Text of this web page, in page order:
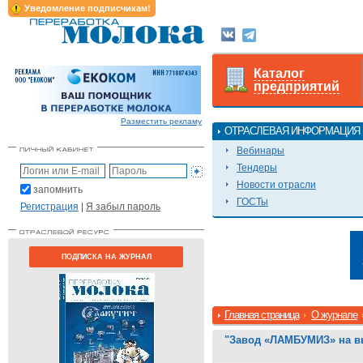
Уведомление подписчикам!
Разместить рекламу
запомнить
Регистрация | Я забыл пароль
ПОДПИСКА НА ЖУРНАЛ
Каталог
предприятий
ОТРАСЛЕВАЯ ИНФОРМАЦИЯ
Вебинары
Тендеры
Новости отрасли
ГОСТы
Главная страница О журнале
"Завод «ЛАМБУМИЗ» на